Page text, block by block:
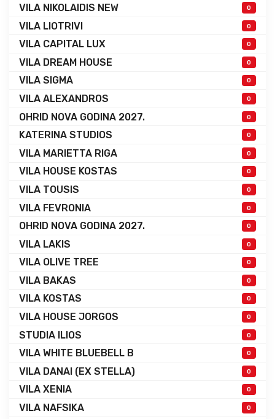
VILA NIKOLAIDIS NEW 0
VILA LIOTRIVI 0
VILA CAPITAL LUX 0
VILA DREAM HOUSE 0
VILA SIGMA 0
VILA ALEXANDROS 0
OHRID NOVA GODINA 2027. 0
KATERINA STUDIOS 0
VILA MARIETTA RIGA 0
VILA HOUSE KOSTAS 0
VILA TOUSIS 0
VILA FEVRONIA 0
OHRID NOVA GODINA 2027. 0
VILA LAKIS 0
VILA OLIVE TREE 0
VILA BAKAS 0
VILA KOSTAS 0
VILA HOUSE JORGOS 0
STUDIA ILIOS 0
VILA WHITE BLUEBELL B 0
VILA DANAI (EX STELLA) 0
VILA XENIA 0
VILA NAFSIKA 0